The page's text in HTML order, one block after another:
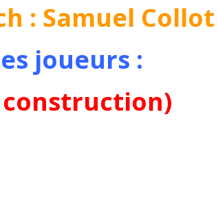
: Samuel Collot
joueurs :
construction)